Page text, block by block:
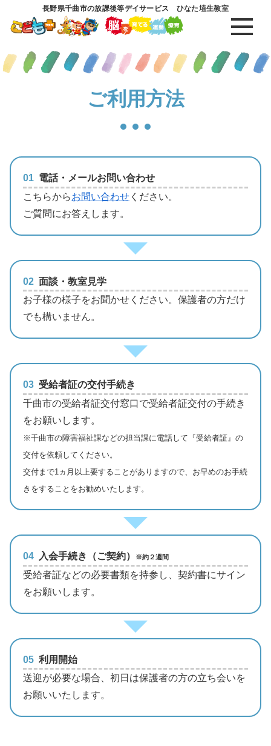
長野県千曲市の放課後等デイサービス ひなた埴生教室
ご利用方法
01 電話・メールお問い合わせ
こちらからお問い合わせ ください。
ご質問にお答えします。
02 面談・教室見学
お子様の様子をお聞かせください。保護者の方だけ
でも構いません。
03 受給者証の交付手続き
千曲市の受給者証交付窓口で受給者証交付の手続き
をお願いします。
※千曲市の障害福祉課などの担当課に電話して『受給者証』の
交付を依頼してください。
交付まで1ヵ月以上要することがありますので、お早めのお手続
きをすることをお勧めいたします。
04 入会手続き（ご契約） ※約２週間
受給者証などの必要書類を持参し、契約書にサイン
をお願いします。
05 利用開始
送迎が必要な場合、初日は保護者の方の立ち会いを
お願いいたします。